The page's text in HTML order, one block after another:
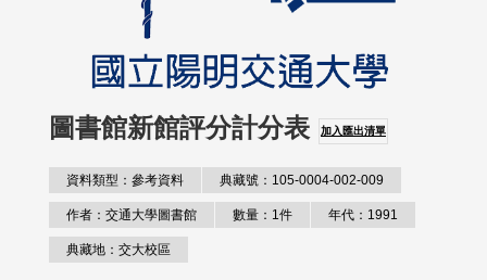
圖書館新館評分計分表 加入匯出清單
資料類型：參考資料 典藏號：105-0004-002-009
作者：交通大學圖書館 數量：1件 年代：1991
典藏地：交大校區